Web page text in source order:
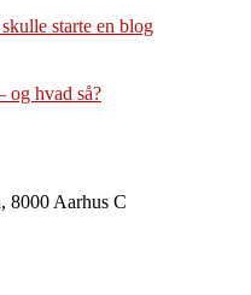
starte en blog
og hvad så?
8000 Aarhus C